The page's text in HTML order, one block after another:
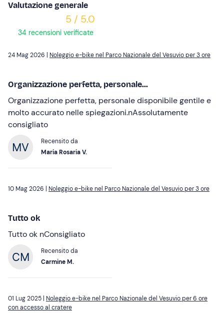
Valutazione generale
5 / 5.0
34 recensioni verificate
24 Mag 2026 | Noleggio e-bike nel Parco Nazionale del Vesuvio per 3 ore
Organizzazione perfetta, personale...
Organizzazione perfetta, personale disponibile gentile e
molto accurato nelle spiegazioni.nAssolutamente
consigliato
Recensito da
Maria Rosaria V.
10 Mag 2026 | Noleggio e-bike nel Parco Nazionale del Vesuvio per 3 ore
Tutto ok
Tutto ok nConsigliato
Recensito da
Carmine M.
01 Lug 2025 | Noleggio e-bike nel Parco Nazionale del Vesuvio per 6 ore
con accesso al cratere